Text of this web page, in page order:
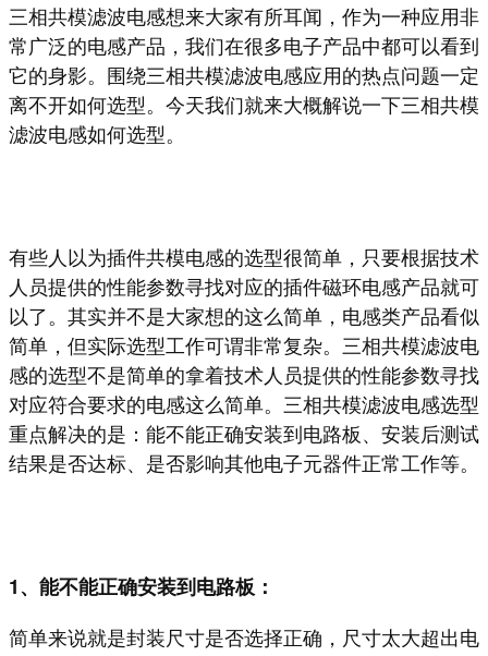
三相共模滤波电感想来大家有所耳闻，作为一种应用非
常广泛的电感产品，我们在很多电子产品中都可以看到
它的身影。围绕三相共模滤波电感应用的热点问题一定
离不开如何选型。今天我们就来大概解说一下三相共模
滤波电感如何选型。
有些人以为插件共模电感的选型很简单，只要根据技术
人员提供的性能参数寻找对应的插件磁环电感产品就可
以了。其实并不是大家想的这么简单，电感类产品看似
简单，但实际选型工作可谓非常复杂。三相共模滤波电
感的选型不是简单的拿着技术人员提供的性能参数寻找
对应符合要求的电感这么简单。三相共模滤波电感选型
重点解决的是：能不能正确安装到电路板、安装后测试
结果是否达标、是否影响其他电子元器件正常工作等。
1、能不能正确安装到电路板：
简单来说就是封装尺寸是否选择正确，尺寸太大超出电